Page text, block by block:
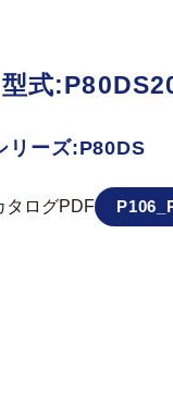
型式
リーズ:P80DS
タログPDF